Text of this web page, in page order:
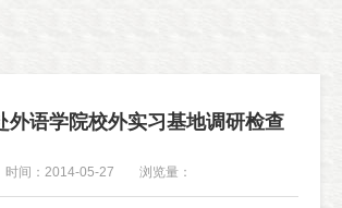
外语学院校外实习基地调研检查
时间：2014-05-27 浏览量：